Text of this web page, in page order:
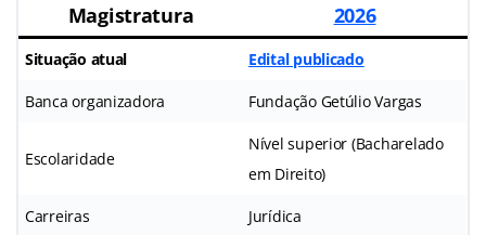
Magistratura
2026
Situação atual Edital publicado
Banca organizadora Fundação Getúlio Vargas
Escolaridade
Nível superior (Bacharelado
em Direito)
Carreiras Jurídica